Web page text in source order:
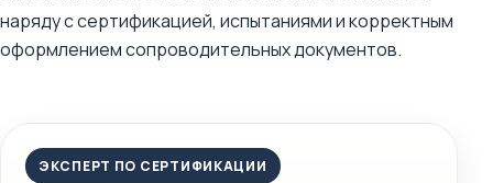
наряду с сертификацией, испытаниями и корректным
оформлением сопроводительных документов.
ЭКСПЕРТ ПО СЕРТИФИКАЦИИ